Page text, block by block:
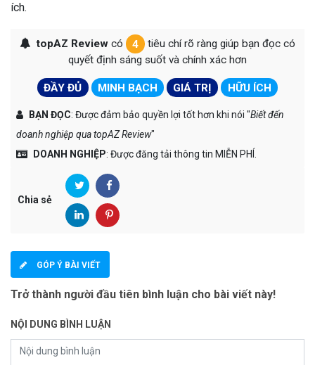
ích.
topAZ Reviewcó 4
tiêu chí rõ ràng giúp bạn đọc có
quyết định sáng suốt và chính xác hơn
ĐẦY ĐỦ MINH BẠCH GIÁ TRỊ HỮU ÍCH
BẠN ĐỌC: Được đảm bảo quyền lợi tốt hơn khi nói "Biết đến
doanh nghiệp qua topAZ Review"
DOANH NGHIỆP: Được đăng tải thông tin MIỄN PHÍ.
Chia sẻ
GÓP Ý BÀI VIẾT
Trở thành người đầu tiên bình luận cho bài viết này!
NỘI DUNG BÌNH LUẬN